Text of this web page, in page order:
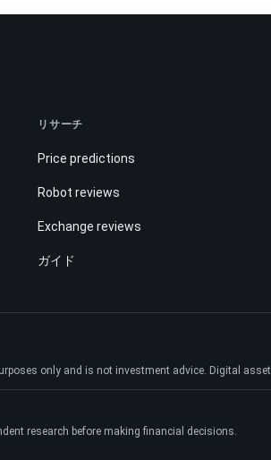
リサーチ
Price predictions
Robot reviews
Exchange reviews
ガイド
only and is not investment advice. Digital
research before making financial decisions.